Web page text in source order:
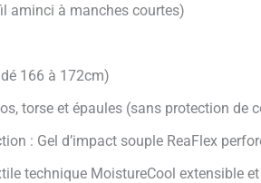
aminci à manches courtes)
166 à 172cm)
torse et épaules (sans protection de
: Gel d’impact souple ReaFlex
technique MoistureCool extensible